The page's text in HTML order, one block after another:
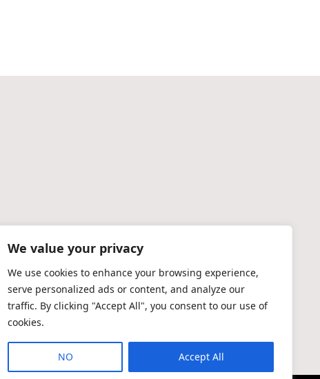
We value your privacy
We use cookies to enhance your browsing experience,
serve personalized ads or content, and analyze our
traffic. By clicking "Accept All", you consent to our use of
cookies.
NO Accept All